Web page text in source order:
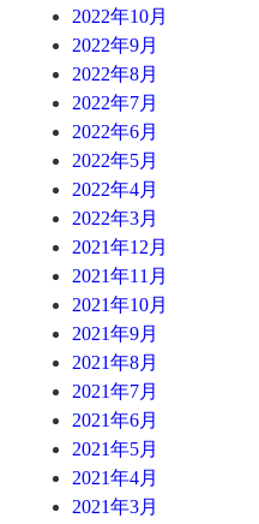
2022年10月
2022年9月
2022年8月
2022年7月
2022年6月
2022年5月
2022年4月
2022年3月
2021年12月
2021年11月
2021年10月
2021年9月
2021年8月
2021年7月
2021年6月
2021年5月
2021年4月
2021年3月